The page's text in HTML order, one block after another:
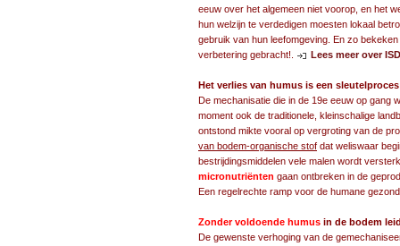
eeuw over het algemeen niet voorop, en het
hun welzijn te verdedigen moesten lokaal
gebruik van hun leefomgeving. En zo
verbetering gebracht!.
Lees meer over
Het verlies van humus is een
De mechanisatie die in de 19e eeuw op gang
moment ook de traditionele, kleinschalige
ontstond mikte vooral op vergroting van de
van bodem-organische stof dat weliswaar
bestrijdingsmiddelen vele malen wordt
micronutriënten gaan ontbreken in de
Een regelrechte ramp voor de humane
Zonder voldoende humus in de bodem
De gewenste verhoging van de